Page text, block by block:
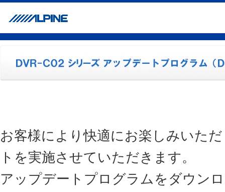
お客様により快適にお楽しみいた
トを実施させていただきます。
アップデートプログラムをダウン